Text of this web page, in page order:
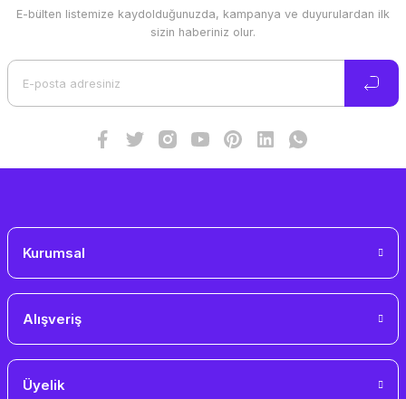
Ürün resmi kalitesiz, bozuk veya görüntülenemiyor.
E-bülten listemize kaydolduğunuzda, kampanya ve duyurulardan ilk
sizin haberiniz olur.
Kurumsal
Alışveriş
Üyelik